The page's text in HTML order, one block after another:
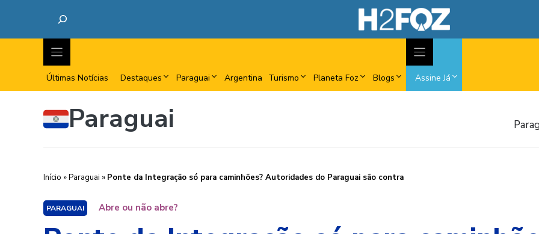
Últimas Notícias Destaques Paraguai Argentina Turismo Planeta Foz Blogs Assine Já
Paraguai
Início »Paraguai » Ponte da Integração só para caminhões? Autoridades do Paraguai são contra
PARAGUAI Abre ou não abre?